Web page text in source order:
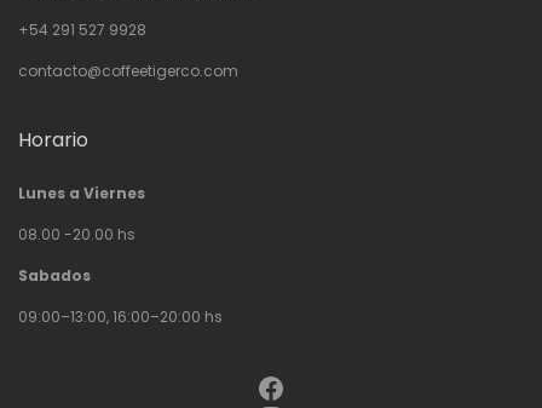
+54 291 527 9928
contacto@coffeetigerco.com
Horario
Lunes a Viernes
08.00 -20.00 hs
Sabados
09:00–13:00, 16:00–20:00 hs
Facebook